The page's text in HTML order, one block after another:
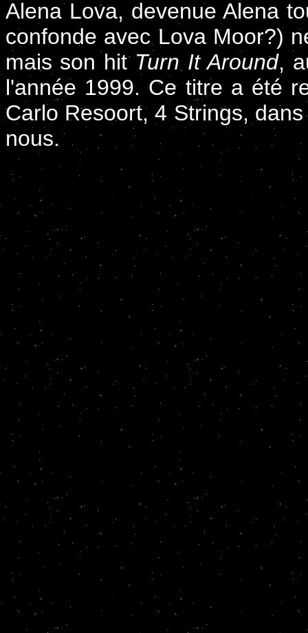
Alena Lova, devenue Alena
confonde avec Lova Moor?)
mais son hit Turn It Around,
l'année 1999. Ce titre a été
Carlo Resoort, 4 Strings,
nous.